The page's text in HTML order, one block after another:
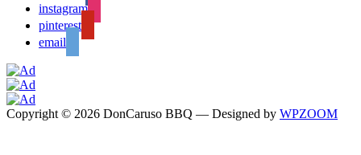
instagram
pinterest
email
Copyright © 2026 DonCaruso BBQ — Designed by WPZOOM